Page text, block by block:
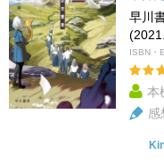
早川
ISBN・
本
感